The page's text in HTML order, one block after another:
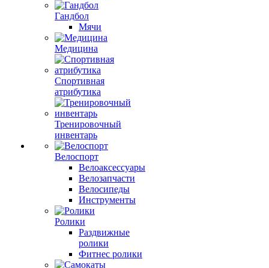
Гандбол
Мячи
Медицина
Спортивная
атрибутика
Тренировочный
инвентарь
Велоспорт
Велоаксессуары
Велозапчасти
Велосипеды
Инструменты
Ролики
Раздвижные
ролики
Фитнес ролики